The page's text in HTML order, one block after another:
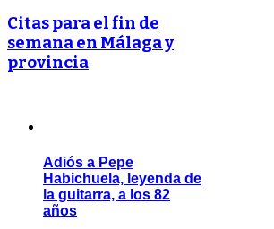
Citas para el fin de
semana en Málaga y
provincia
Adiós a Pepe
Habichuela, leyenda de
la guitarra, a los 82
años